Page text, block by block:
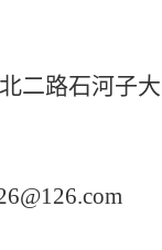
二路石河子